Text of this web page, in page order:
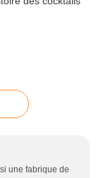
une fabrique de